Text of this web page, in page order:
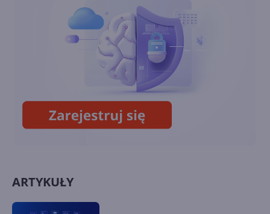
Twitterem
Bing Finanse wkrótce jako
część marki MSN
ARTYKUŁY